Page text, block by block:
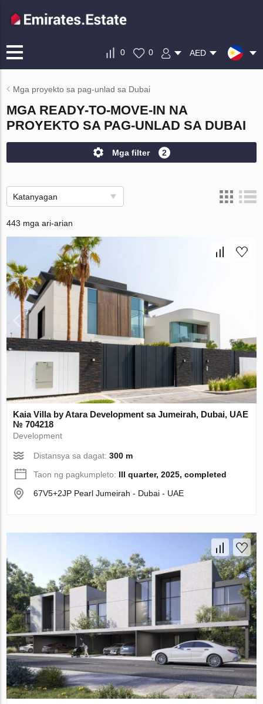
0 0 AED
Mga proyekto sa pag-unlad sa Dubai
MGA READY-TO-MOVE-IN NA
PROYEKTO SA PAG-UNLAD SA DUBAI
Mga filter 2
Katanyagan
443 mga ari-arian
Kaia Villa by Atara Development sa Jumeirah, Dubai, UAE
№ 704218
Development
Distansya sa dagat:300 m
Taon ng pagkumpleto: III quarter, 2025, completed
67V5+2JP Pearl Jumeirah - Dubai - UAE